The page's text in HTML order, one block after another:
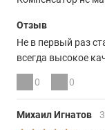
Отзыв
Не в первый раз
всегда высокое
0 0
Михаил Игнатов